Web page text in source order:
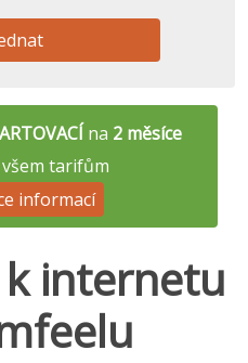
na 2 měsíce
tarifům
informací
internetu